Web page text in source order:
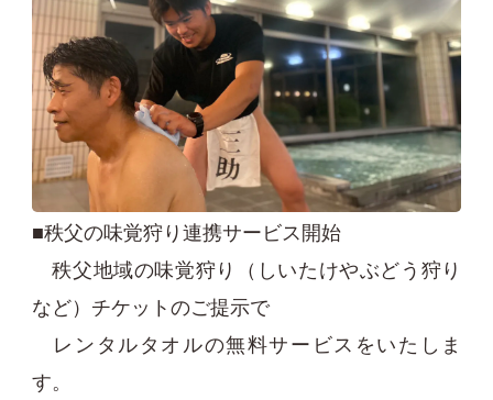
■秩父の味覚狩り連携サービス開始
秩父地域の味覚狩り（しいたけやぶどう狩り
など）チケットのご提示で
レンタルタオルの無料サービスをいたしま
す。